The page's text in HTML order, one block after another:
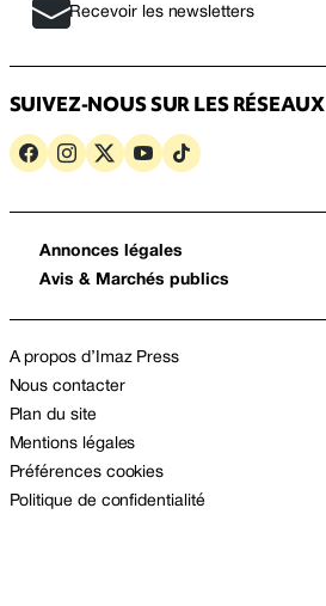
Recevoir les newsletters
SUIVEZ-NOUS SUR LES RÉSEAUX
Annonces légales
Avis & Marchés publics
A propos d’Imaz Press
Nous contacter
Plan du site
Mentions légales
Préférences cookies
Politique de confidentialité